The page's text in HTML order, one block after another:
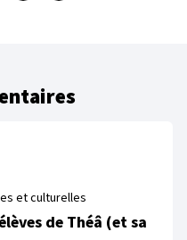
et culturelles
de Théâ (et sa